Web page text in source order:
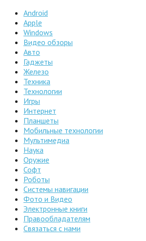
Android
Apple
Windows
Видео обзоры
Авто
Гаджеты
Железо
Техника
Технологии
Игры
Интернет
Планшеты
Мобильные технологии
Мультимедиа
Наука
Оружие
Софт
Роботы
Системы навигации
Фото и Видео
Электронные книги
Правообладателям
Связаться с нами